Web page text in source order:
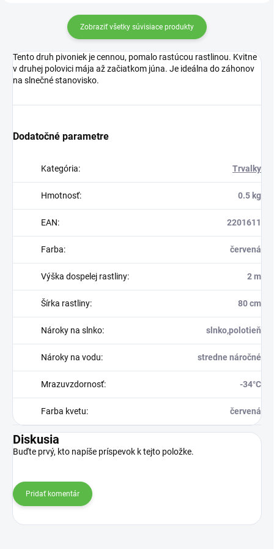
Zobraziť všetky súvisiace produkty
Tento druh pivoniek je cennou, pomalo rastúcou rastlinou. Kvitne
v druhej polovici mája až začiatkom júna. Je ideálna do záhonov
na slnečné stanovisko.
Dodatočné parametre
Kategória: Trvalky
Hmotnosť: 0.5 kg
EAN: 2201611
Farba: červená
Výška dospelej rastliny: 2 m
Šírka rastliny: 80 cm
Nároky na slnko: slnko,polotieň
Nároky na vodu: stredne náročné
Mrazuvzdornosť: -34°C
Farba kvetu: červená
Diskusia
Buďte prvý, kto napíše príspevok k tejto položke.
Pridať komentár